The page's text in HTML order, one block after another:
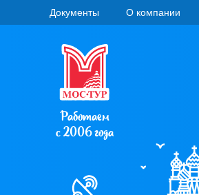
Документы О компании
Работаем
с 2006 года